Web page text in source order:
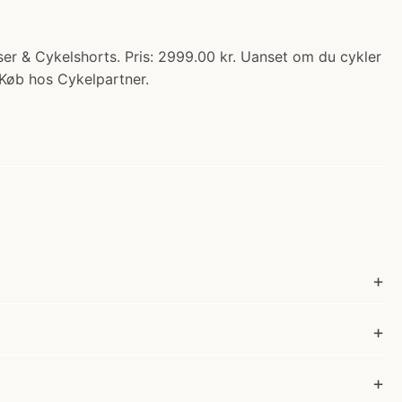
& Cykelshorts. Pris: 2999.00 kr. Uanset om du cykler
hos Cykelpartner.